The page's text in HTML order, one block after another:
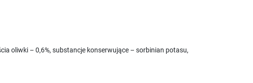
oliwki – 0,6%, substancje konserwujące – sorbinian potasu,